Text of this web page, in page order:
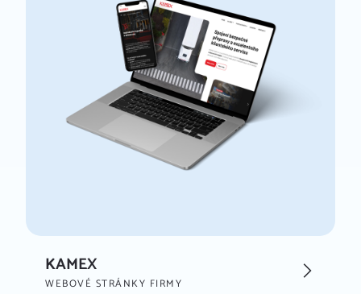
KAMEX
WEBOVÉ STRÁNKY FIRMY